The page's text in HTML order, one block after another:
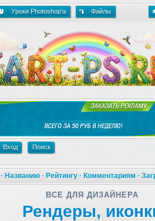
Уроки Photoshop'a Файлы
Вход Поиск
· Названию · Рейтингу · Комментариям ·
ВСЕ ДЛЯ ДИЗАЙНЕРА
Рендеры,